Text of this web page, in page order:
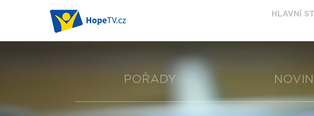
HLAVNÍ
POŘADY